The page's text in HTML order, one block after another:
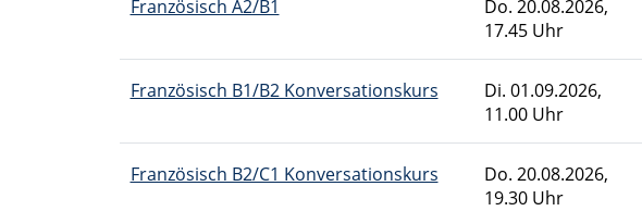
Französisch A2/B1 Do. 20.08.2026,
17.45 Uhr
Französisch B1/B2 Konversationskurs Di. 01.09.2026,
11.00 Uhr
Französisch B2/C1 Konversationskurs Do. 20.08.2026,
19.30 Uhr